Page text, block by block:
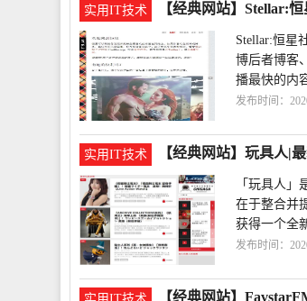
实用IT技术 【经典网站】Stellar:
Stellar:恒星
博后者博客
播最快的内
发布时间：
实用IT技术 【经典网站】玩具人|
「玩具人
在于整合并
获得一个全
发布时间：
【经典网站】